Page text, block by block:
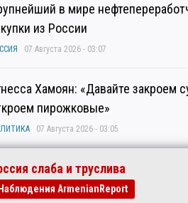
в мире
из России
07 Августа 2026 - 03:07
Хамоян: «Давайте закроем
пирожковые»
07 Августа 2026 - 03:05
слаба и труслива
Наблюдения ArmenianReport